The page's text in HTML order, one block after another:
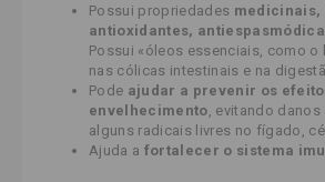
Possui propriedades medicinais,
antioxidantes,
Possui «óleos essenciais, como o
nas cólicas intestinais e na
Pode ajudar a prevenir os
envelhecimento, evitando
alguns radicais livres no fígado,
Ajuda a fortalecer o sistema